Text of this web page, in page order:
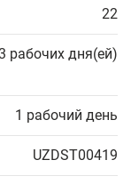
22
рабочих дня(ей)
1 рабочий день
UZDST00419